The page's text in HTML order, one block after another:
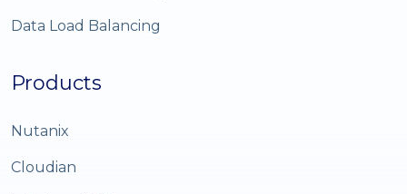
Data Load Balancing
Products
Nutanix
Cloudian